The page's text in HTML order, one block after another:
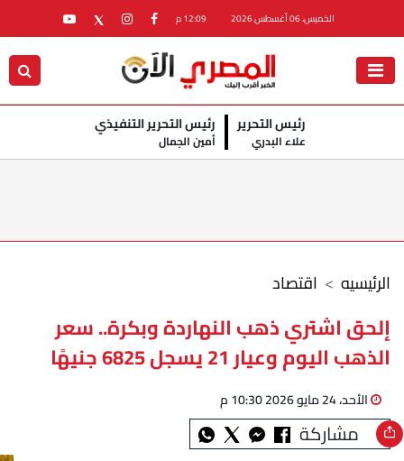
الخميس، 06 أغسطس 2026
رئيس التحرير
علاء البدري
رئيس التحرير التنفيذي
أمين الجمال
اقتصاد الرئيسيه
إلحق اشتري ذهب النهاردة وبكرة.. سعر
الذهب اليوم وعيار 21 يسجل 6825 جنيهًا
الأحد، 24 مايو 2026 10:30 م
مشاركة